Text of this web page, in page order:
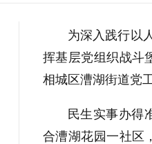
为深入践行以
挥基层党组织战斗
相城区漕湖街道党
民生实事办得
合漕湖花园一社区